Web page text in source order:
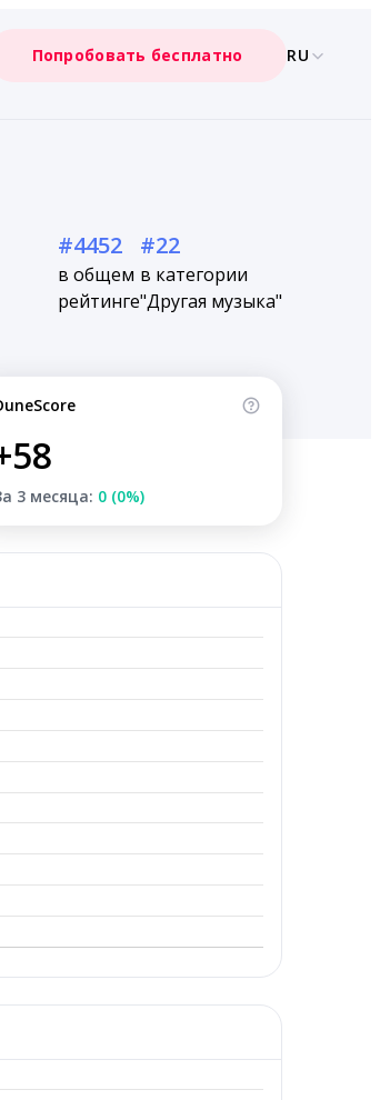
Попробовать бесплатно RU
#4452
в общем
рейтинге
#22
в категории
"Другая музыка"
3 месяца: 0 (0%)